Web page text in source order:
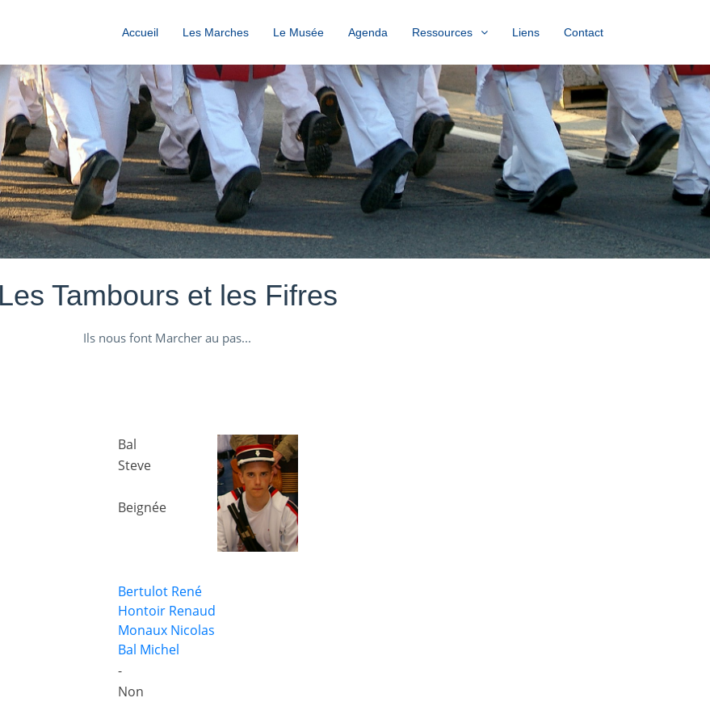
Accueil Les Marches Le Musée Agenda Ressources Liens Contact
Les Tambours et les Fifres
Ils nous font Marcher au pas...
Bal
Steve
Beignée
Bertulot René
Hontoir Renaud
Monaux Nicolas
Bal Michel
-
Non